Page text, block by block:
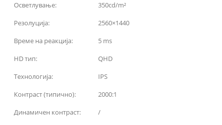
Осветлување:
350cd/m²
Резолуција:
2560×1440
Време на реакција:
5 ms
HD тип:
QHD
Технологија:
IPS
Контраст (типично):
2000:1
Динамичен контраст:
/